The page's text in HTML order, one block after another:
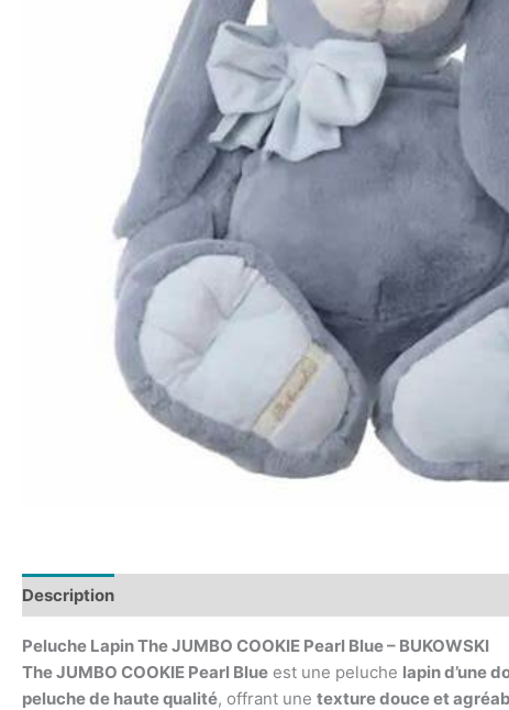
Description
Peluche Lapin The JUMBO COOKIE Pearl Blue – BUKOWSKI
The JUMBO COOKIE Pearl Blue est une peluche lapin d’une
peluche de haute qualité, offrant une texture douce et